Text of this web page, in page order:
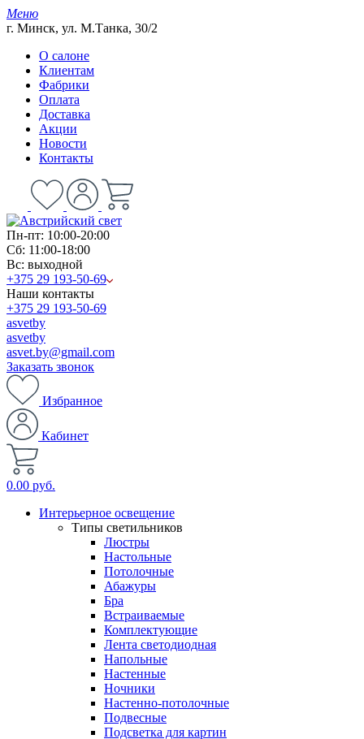
Меню
г. Минск, ул. М.Танка, 30/2
О салоне
Клиентам
Фабрики
Оплата
Доставка
Акции
Новости
Контакты
Пн-пт: 10:00-20:00
Сб: 11:00-18:00
Вс: выходной
+375 29 193-50-69
Наши контакты
+375 29 193-50-69
asvetby
asvetby
asvet.by@gmail.com
Заказать звонок
Избранное
Кабинет
0.00 руб.
Интерьерное освещение
Типы светильников
Люстры
Настольные
Потолочные
Абажуры
Бра
Встраиваемые
Комплектующие
Лента светодиодная
Напольные
Настенные
Ночники
Настенно-потолочные
Подвесные
Подсветка для картин